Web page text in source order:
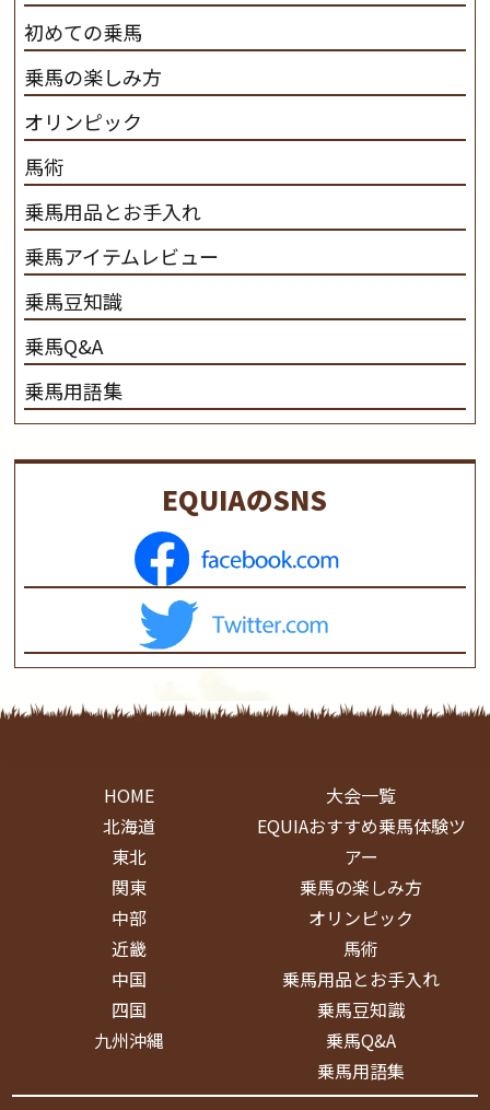
初めての乗馬
乗馬の楽しみ方
オリンピック
馬術
乗馬用品とお手入れ
乗馬アイテムレビュー
乗馬豆知識
乗馬Q&A
乗馬用語集
EQUIAのSNS
HOME
北海道
東北
関東
中部
近畿
中国
四国
九州沖縄
大会一覧
EQUIAおすすめ乗馬体験ツ
アー
乗馬の楽しみ方
オリンピック
馬術
乗馬用品とお手入れ
乗馬豆知識
乗馬Q&A
乗馬用語集